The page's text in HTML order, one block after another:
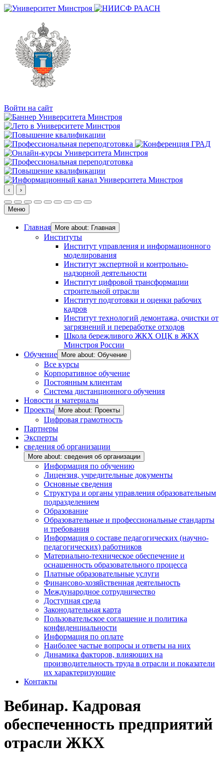
Войти на сайт
‹ ›
Меню
Главная More about: Главная
Институты
Институт управления и информационного
моделирования
Институт экспертной и контрольно-
надзорной деятельности
Институт цифровой трансформации
строительной отрасли
Институт подготовки и оценки рабочих
кадров
Институт технологий демонтажа, очистки от
загрязнений и переработке отходов
Школа бережливого ЖКХ ОЦК в ЖКХ
Минстроя России
Обучение
More about: Обучение
Все курсы
Корпоративное обучение
Постоянным клиентам
Система дистанционного обучения
Новости и материалы
Проекты
More about: Проекты
Цифровая грамотность
Партнеры
Эксперты
сведения об организации
More about: сведения об организации
Информация по обучению
Лицензия, учредительные документы
Основные сведения
Структура и органы управления образовательным
подразделением
Образование
Образовательные и профессиональные стандарты
и требования
Информация о составе педагогических (научно-
педагогических) работников
Материально-техническое обеспечение и
оснащенность образовательного процесса
Платные образовательные услуги
Финансово-хозяйственная деятельность
Международное сотрудничество
Доступная среда
Законодательная карта
Пользовательское соглашение и политика
конфиденциальности
Информация по оплате
Наиболее частые вопросы и ответы на них
Динамика факторов, влияющих на
производительность труда в отрасли и показатели
их характеризующие
Контакты
Вебинар. Кадровая
обеспеченность предприятий
отрасли ЖКХ